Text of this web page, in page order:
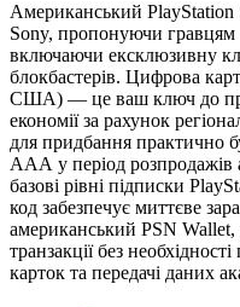
Американський PlayStation
Sony, пропонуючи
включаючи ексклюзивну
блокбастерів. Цифрова
США) — це ваш ключ до
економії за рахунок
для придбання практично
ААА у період розпродажів
базові рівні підписки
код забезпечує миттєве
американський PSN
транзакції без
карток та передачі даних